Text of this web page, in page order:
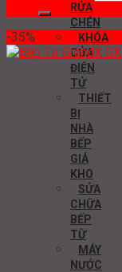
RỬA
CHÉN
KHÓA
CỬA
ĐIỆN
TỬ
THIẾT
BỊ
NHÀ
BẾP
GIÁ
KHO
SỬA
CHỮA
BẾP
TỪ
MÁY
NƯỚC
-35%